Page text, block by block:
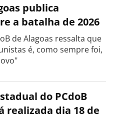
publica
a batalha de 2026
de Alagoas ressalta que
é, como sempre foi,
do PCdoB
realizada dia 18 de